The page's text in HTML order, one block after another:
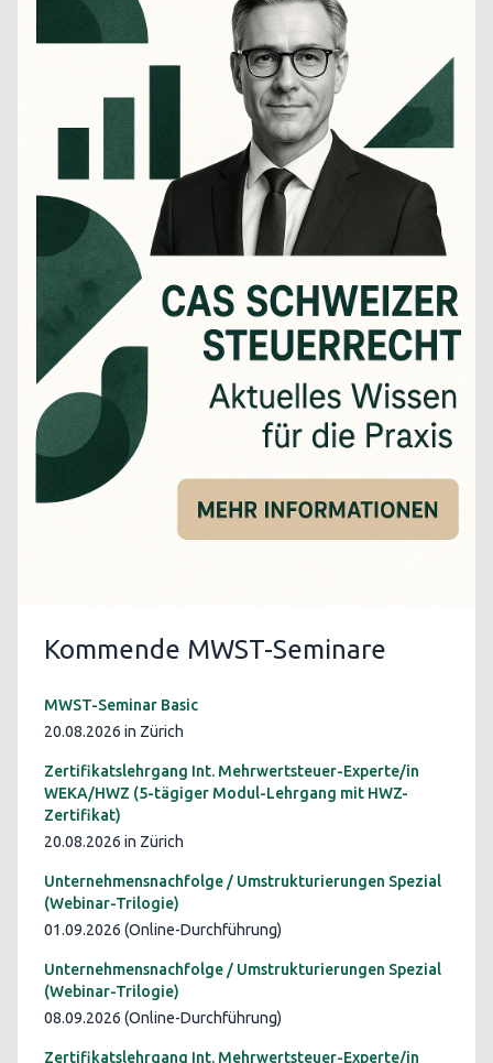
Kommende MWST-Seminare
MWST-Seminar Basic
20.08.2026 in Zürich
Zertifikatslehrgang Int. Mehrwertsteuer-Experte/in
WEKA/HWZ (5-tägiger Modul-Lehrgang mit HWZ-
Zertifikat)
20.08.2026 in Zürich
Unternehmensnachfolge / Umstrukturierungen Spezial
(Webinar-Trilogie)
01.09.2026 (Online-Durchführung)
Unternehmensnachfolge / Umstrukturierungen Spezial
(Webinar-Trilogie)
08.09.2026 (Online-Durchführung)
Zertifikatslehrgang Int. Mehrwertsteuer-Experte/in